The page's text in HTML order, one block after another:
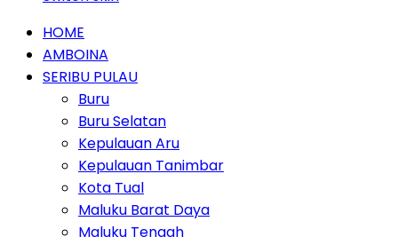
HOME
AMBOINA
SERIBU PULAU
Buru
Buru Selatan
Kepulauan Aru
Kepulauan Tanimbar
Kota Tual
Maluku Barat Daya
Maluku Tengah